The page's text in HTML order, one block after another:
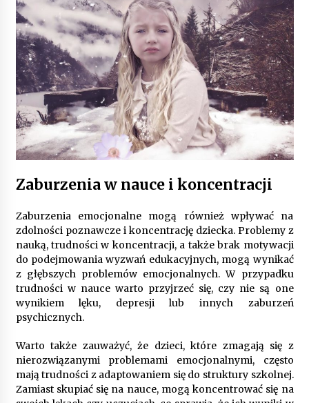
Zaburzenia w nauce i koncentracji
Zaburzenia emocjonalne mogą również wpływać na
zdolności poznawcze i koncentrację dziecka. Problemy z
nauką, trudności w koncentracji, a także brak motywacji
do podejmowania wyzwań edukacyjnych, mogą wynikać
z głębszych problemów emocjonalnych. W przypadku
trudności w nauce warto przyjrzeć się, czy nie są one
wynikiem lęku, depresji lub innych zaburzeń
psychicznych.
Warto także zauważyć, że dzieci, które zmagają się z
nierozwiązanymi problemami emocjonalnymi, często
mają trudności z adaptowaniem się do struktury szkolnej.
Zamiast skupiać się na nauce, mogą koncentrować się na